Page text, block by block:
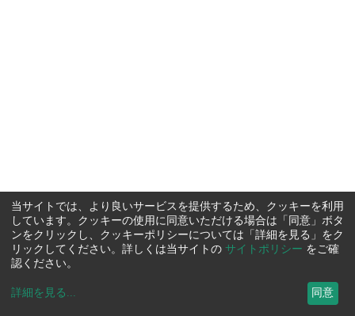
当サイトでは、より良いサービスを提供するため、クッキーを利用
しています。クッキーの使用に同意いただける場合は「同意」ボタ
ンをクリックし、クッキーポリシーについては「詳細を見る」をク
リックしてください。詳しくは当サイトの サイトポリシー をご確
認ください。
詳細を見る ... 同意